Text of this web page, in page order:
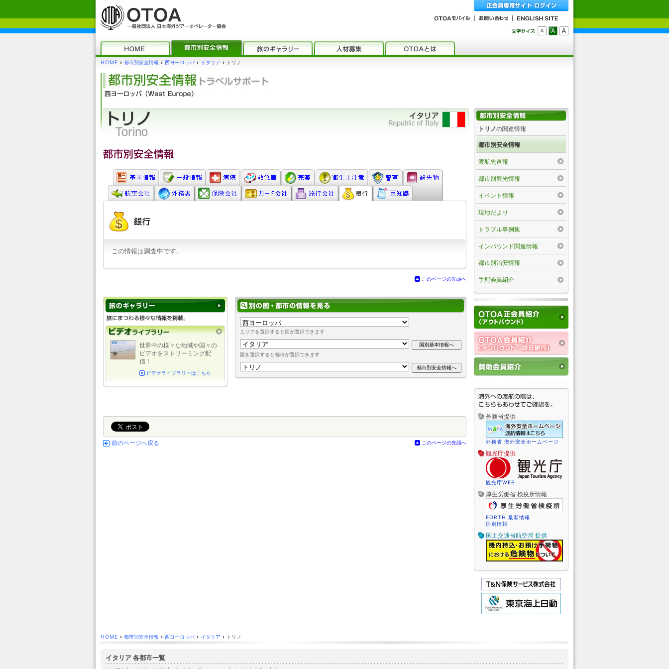
HOME › 都市別安全情報 › 西ヨーロッパ › イタリア › トリノ
この情報は調査中です。
このページの先頭へ
エリアを選択すると国が選択できます
国を選択すると都市が選択できます
世界中の様々な地域や国々の
ビデオをストリーミング配
信！
ビデオライブラリーはこちら
前のページへ戻る このページの先頭へ
トリノの関連情報
都市別安全情報
渡航先速報
都市別観光情報
イベント情報
現地だより
トラブル事例集
インバウンド関連情報
都市別治安情報
手配会員紹介
外務省提供
外務省 海外安全ホームページ
観光庁提供
観光庁WEB
厚生労働省 検疫所情報
FORTH 最新情報
国別情報
国土交通省航空局 提供
HOME › 都市別安全情報 › 西ヨーロッパ › イタリア › トリノ
イタリア 各都市一覧